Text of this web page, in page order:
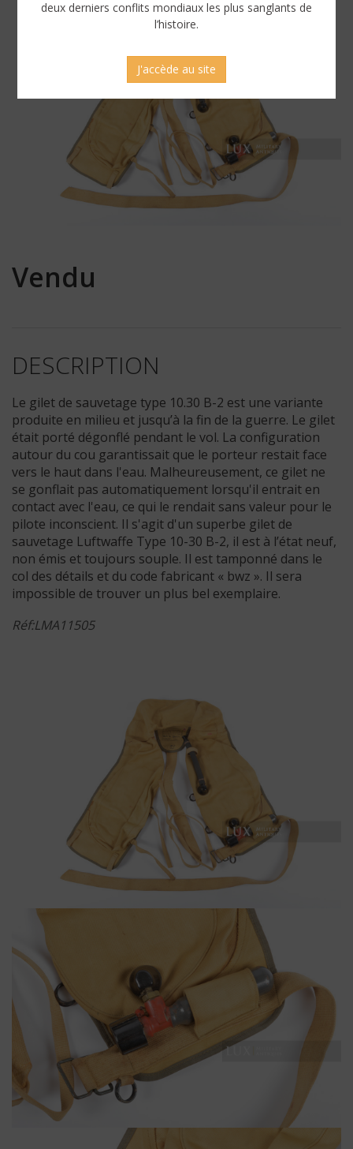
Vendu
DESCRIPTION
Le gilet de sauvetage type 10.30 B-2 est une variante
produite en milieu et jusqu’à la fin de la guerre. Le gilet
était porté dégonflé pendant le vol. La configuration
autour du cou garantissait que le porteur restait face
vers le haut dans l'eau. Malheureusement, ce gilet ne
se gonflait pas automatiquement lorsqu'il entrait en
contact avec l'eau, ce qui le rendait sans valeur pour le
pilote inconscient. Il s'agit d'un superbe gilet de
sauvetage Luftwaffe Type 10-30 B-2, il est à l’état neuf,
non émis et toujours souple. Il est tamponné dans le
col des détails et du code fabricant « bwz ». Il sera
impossible de trouver un plus bel exemplaire.
Réf:LMA11505
deux derniers conflits mondiaux les plus sanglants de
l’histoire.
J'accède au site